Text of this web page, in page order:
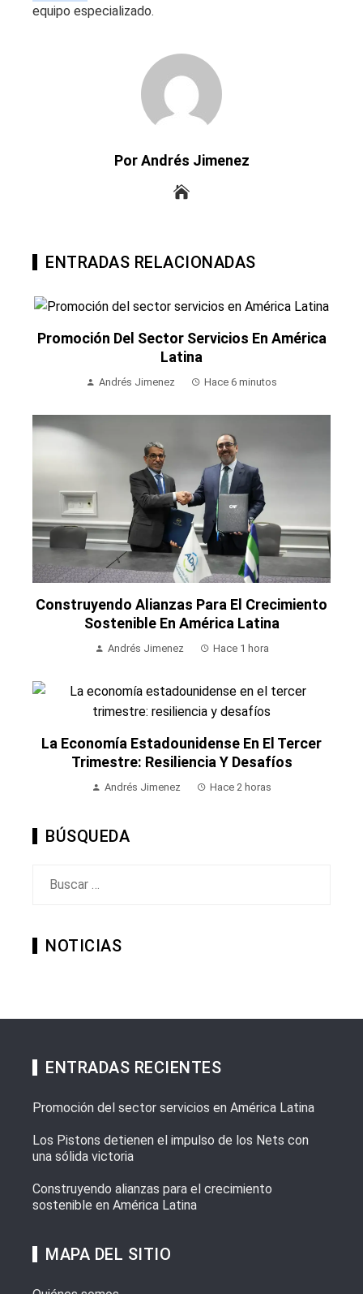
equipo especializado.
Por Andrés Jimenez
ENTRADAS RELACIONADAS
Promoción Del Sector Servicios En América
Latina
Andrés Jimenez Hace 6 minutos
Construyendo Alianzas Para El Crecimiento
Sostenible En América Latina
Andrés Jimenez Hace 1 hora
La Economía Estadounidense En El Tercer
Trimestre: Resiliencia Y Desafíos
Andrés Jimenez Hace 2 horas
BÚSQUEDA
NOTICIAS
ENTRADAS RECIENTES
Promoción del sector servicios en América Latina
Los Pistons detienen el impulso de los Nets con
una sólida victoria
Construyendo alianzas para el crecimiento
sostenible en América Latina
MAPA DEL SITIO